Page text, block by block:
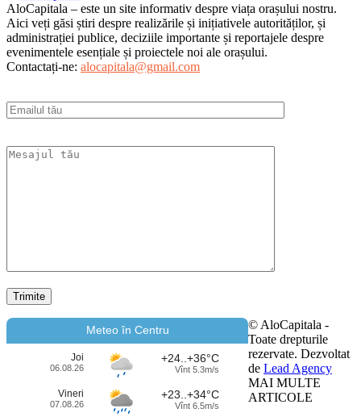
AloCapitala – este un site informativ despre viața orașului nostru.
Aici veți găsi știri despre realizările și inițiativele autorităților, și
administrației publice, deciziile importante și reportajele despre
evenimentele esențiale și proiectele noi ale orașului.
Contactați-ne: alocapitala@gmail.com
Meteo în Centru
Joi
06.08.26
+24..+36°C
Vînt 5.3m/s
Vineri
07.08.26
+23..+34°C
Vînt 6.5m/s
© AloCapitala -
Toate drepturile
rezervate. Dezvoltat
de Lead Agency
MAI MULTE
ARTICOLE